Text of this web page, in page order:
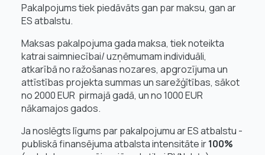
Pakalpojums tiek piedāvāts gan par maksu, gan ar
ES atbalstu.
Maksas pakalpojuma gada maksa, tiek noteikta
katrai saimniecībai/ uzņēmumam individuāli,
atkarībā no ražošanas nozares, apgrozījuma un
attīstības projekta summas un sarežģītības, sākot
no 2000 EUR pirmajā gadā, un no 1000 EUR
nākamajos gados.
Ja noslēgts līgums par pakalpojumu ar ES atbalstu -
publiskā finansējuma atbalsta intensitāte ir100%